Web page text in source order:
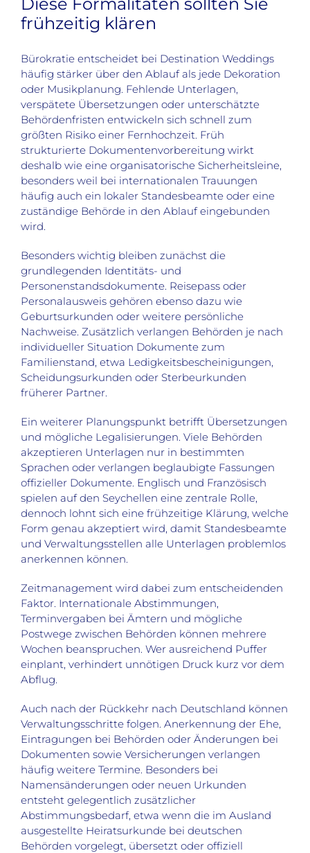
frühzeitig klären
Bürokratie entscheidet bei Destination Weddings
häufig stärker über den Ablauf als jede Dekoration
oder Musikplanung. Fehlende Unterlagen,
verspätete Übersetzungen oder unterschätzte
Behördenfristen entwickeln sich schnell zum
größten Risiko einer Fernhochzeit. Früh
strukturierte Dokumentenvorbereitung wirkt
deshalb wie eine organisatorische Sicherheitsleine,
besonders weil bei internationalen Trauungen
häufig auch ein lokaler Standesbeamte oder eine
zuständige Behörde in den Ablauf eingebunden
wird.
Besonders wichtig bleiben zunächst die
grundlegenden Identitäts- und
Personenstandsdokumente. Reisepass oder
Personalausweis gehören ebenso dazu wie
Geburtsurkunden oder weitere persönliche
Nachweise. Zusätzlich verlangen Behörden je nach
individueller Situation Dokumente zum
Familienstand, etwa Ledigkeitsbescheinigungen,
Scheidungsurkunden oder Sterbeurkunden
früherer Partner.
Ein weiterer Planungspunkt betrifft Übersetzungen
und mögliche Legalisierungen. Viele Behörden
akzeptieren Unterlagen nur in bestimmten
Sprachen oder verlangen beglaubigte Fassungen
offizieller Dokumente. Englisch und Französisch
spielen auf den Seychellen eine zentrale Rolle,
dennoch lohnt sich eine frühzeitige Klärung, welche
Form genau akzeptiert wird, damit Standesbeamte
und Verwaltungsstellen alle Unterlagen problemlos
anerkennen können.
Zeitmanagement wird dabei zum entscheidenden
Faktor. Internationale Abstimmungen,
Terminvergaben bei Ämtern und mögliche
Postwege zwischen Behörden können mehrere
Wochen beanspruchen. Wer ausreichend Puffer
einplant, verhindert unnötigen Druck kurz vor dem
Abflug.
Auch nach der Rückkehr nach Deutschland können
Verwaltungsschritte folgen. Anerkennung der Ehe,
Eintragungen bei Behörden oder Änderungen bei
Dokumenten sowie Versicherungen verlangen
häufig weitere Termine. Besonders bei
Namensänderungen oder neuen Urkunden
entsteht gelegentlich zusätzlicher
Abstimmungsbedarf, etwa wenn die im Ausland
ausgestellte Heiratsurkunde bei deutschen
Behörden vorgelegt, übersetzt oder offiziell